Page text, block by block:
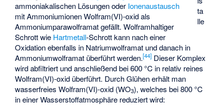
ta
lle
ammoniakalischen Lösungen oder Ionenaustausch
mit Ammoniumionen Wolfram(VI)-oxid als
Ammoniumparawolframatgefällt. Wolframhaltiger
Schrott wie Hartmetall-Schrott kann nach einer
Oxidation ebenfalls in Natriumwolframat und danach in
Ammoniumwolframat überführt werden.[44] Dieser Komplex
wird abfiltriert und anschließend bei 600 °C in relativ reines
Wolfram(VI)-oxid überführt. Durch Glühen erhält man
wasserfreies Wolfram(VI)-oxid (WO3), welches bei 800 °C
in einer Wasserstoffatmosphäre reduziert wird: